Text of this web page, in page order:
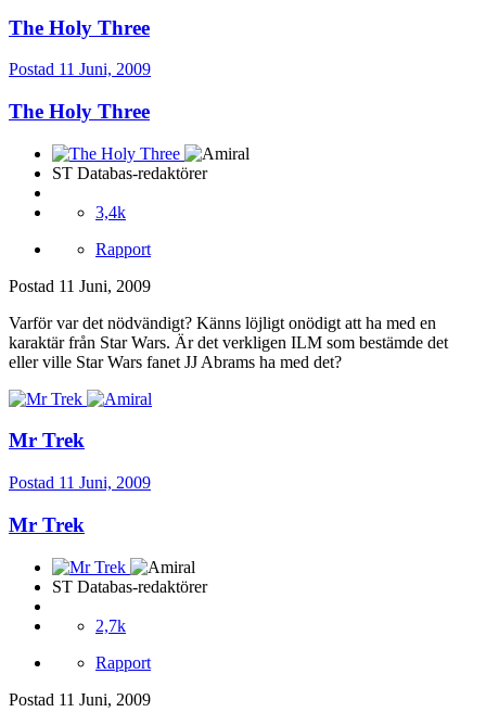
The Holy Three
Postad 11 Juni, 2009
The Holy Three
ST Databas-redaktörer
3,4k
Rapport
Postad 11 Juni, 2009
Varför var det nödvändigt? Känns löjligt onödigt att ha med en
karaktär från Star Wars. Är det verkligen ILM som bestämde det
eller ville Star Wars fanet JJ Abrams ha med det?
Mr Trek
Postad 11 Juni, 2009
Mr Trek
ST Databas-redaktörer
2,7k
Rapport
Postad 11 Juni, 2009